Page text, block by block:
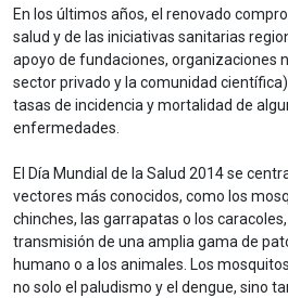
En los últimos años, el renovado
salud y de las iniciativas sanitarias
apoyo de fundaciones, organizaciones
sector privado y la comunidad
tasas de incidencia y mortalidad de
enfermedades.
El Día Mundial de la Salud 2014 se
vectores más conocidos, como los
chinches, las garrapatas o los
transmisión de una amplia gama de
humano o a los animales. Los
no solo el paludismo y el dengue, sino